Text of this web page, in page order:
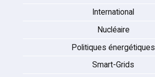
International
Nucléaire
Politiques énergétiques
Smart-Grids